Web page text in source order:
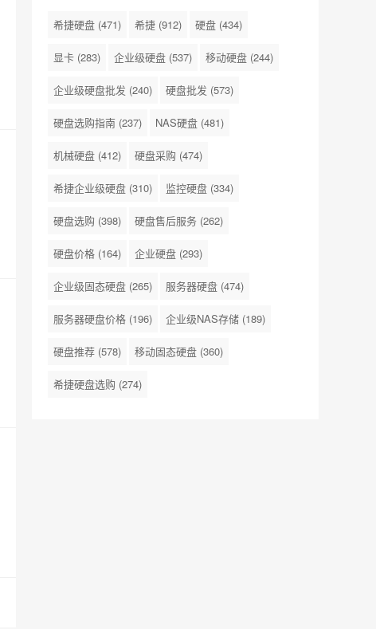
希捷硬盘 (471) 希捷 (912) 硬盘 (434)
显卡 (283) 企业级硬盘 (537) 移动硬盘 (244)
企业级硬盘批发 (240) 硬盘批发 (573)
硬盘选购指南 (237) NAS硬盘 (481)
机械硬盘 (412) 硬盘采购 (474)
希捷企业级硬盘 (310) 监控硬盘 (334)
硬盘选购 (398) 硬盘售后服务 (262)
硬盘价格 (164) 企业硬盘 (293)
企业级固态硬盘 (265) 服务器硬盘 (474)
服务器硬盘价格 (196) 企业级NAS存储 (189)
硬盘推荐 (578) 移动固态硬盘 (360)
希捷硬盘选购 (274)